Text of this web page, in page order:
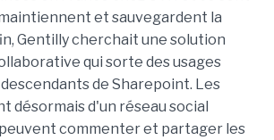
et sauvegardent la
Gentilly cherchait une solution
qui sorte des usages
de Sharepoint. Les
désormais d'un réseau social
commenter et partager les